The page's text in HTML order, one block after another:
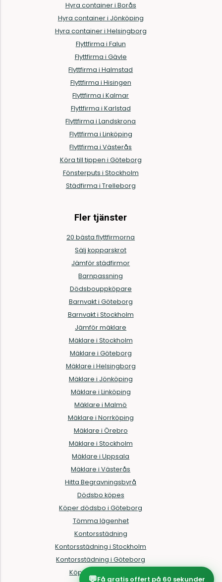
💬Få gratis offert på 60 sekunder
Hyra container i Borås
Hyra container i Jönköping
Hyra container i Helsingborg
Flyttfirma i Falun
Flyttfirma i Gävle
Flyttfirma i Halmstad
Flyttfirma i Hisingen
Flyttfirma i Kalmar
Flyttfirma i Karlstad
Flyttfirma i Landskrona
Flyttfirma i Linköping
Flyttfirma i Västerås
Köra till tippen i Göteborg
Fönsterputs i Stockholm
Städfirma i Trelleborg
Fler tjänster
20 bästa flyttfirmorna
Sälj kopparskrot
Jämför städfirmor
Barnpassning
Dödsbouppköpare
Barnvakt i Göteborg
Barnvakt i Stockholm
Jämför mäklare
Mäklare i Stockholm
Mäklare i Göteborg
Mäklare i Helsingborg
Mäklare i Jönköping
Mäklare i Linköping
Mäklare i Malmö
Mäklare i Norrköping
Mäklare i Örebro
Mäklare i Stockholm
Mäklare i Uppsala
Mäklare i Västerås
Hitta Begravningsbyrå
Dödsbo köpes
Köper dödsbo i Göteborg
Tömma lägenhet
Kontorsstädning
Kontorsstädning i Stockholm
Kontorsstädning i Göteborg
Köper allt i hemmet